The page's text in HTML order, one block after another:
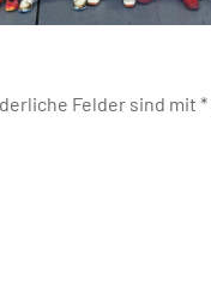
Felder sind mit *